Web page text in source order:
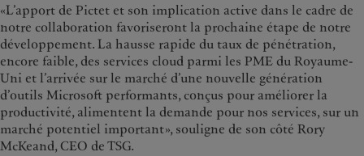
«L’apport de Pictet et son implication active dans le cadre de
notre collaboration favoriseront la prochaine étape de notre
développement. La hausse rapide du taux de pénétration,
encore faible, des services cloud parmi les PME du Royaume-
Uni et l’arrivée sur le marché d’une nouvelle génération
d’outils Microsoft performants, conçus pour améliorer la
productivité, alimentent la demande pour nos services, sur un
marché potentiel important», souligne de son côté Rory
McKeand, CEO de TSG.